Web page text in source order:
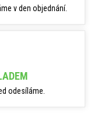
v den objednání.
odesíláme.